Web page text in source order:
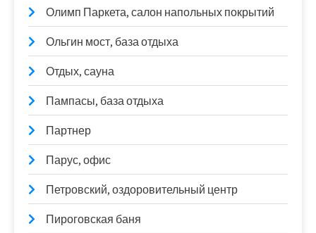
Олимп Паркета, салон напольных покрытий
Ольгин мост, база отдыха
Отдых, сауна
Пампасы, база отдыха
Партнер
Парус, офис
Петровский, оздоровительный центр
Пироговская баня